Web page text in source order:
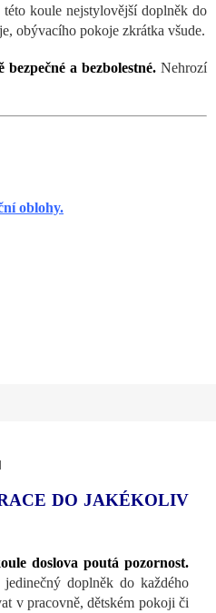
koule nejstylovější doplněk do
obývacího pokoje zkrátka všude.
a bezbolestné. Nehrozí
oblohy.
DO JAKÉKOLIV
doslova poutá pozornost.
doplněk do každého
v pracovně, dětském pokoji či